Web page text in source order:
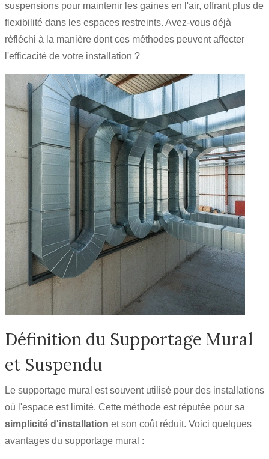
suspensions pour maintenir les gaines en l'air, offrant plus de
flexibilité dans les espaces restreints. Avez-vous déjà
réfléchi à la manière dont ces méthodes peuvent affecter
l'efficacité de votre installation ?
Définition du Supportage Mural
et Suspendu
Le supportage mural est souvent utilisé pour des installations
où l'espace est limité. Cette méthode est réputée pour sa
simplicité d'installation et son coût réduit. Voici quelques
avantages du supportage mural :